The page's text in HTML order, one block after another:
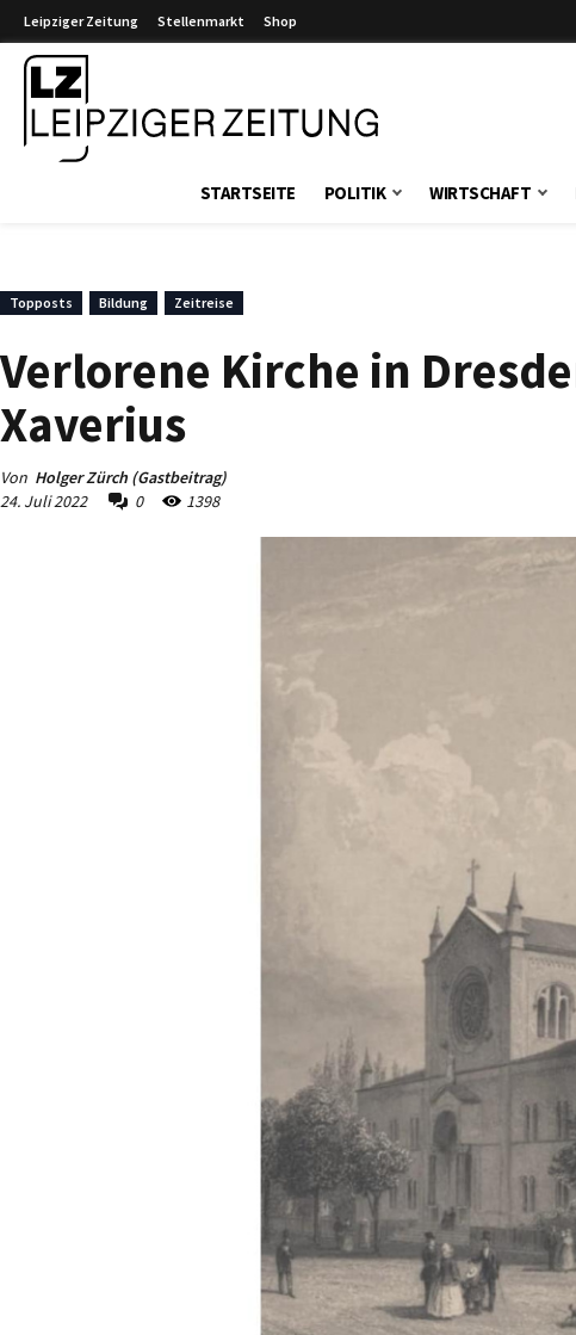
Leipziger Zeitung Stellenmarkt Shop
STARTSEITE POLITIK WIRTSCHAFT
Topposts Bildung Zeitreise
Verlorene Kirche in
Xaverius
Von Holger Zürch (Gastbeitrag)
24. Juli 2022
0 1398